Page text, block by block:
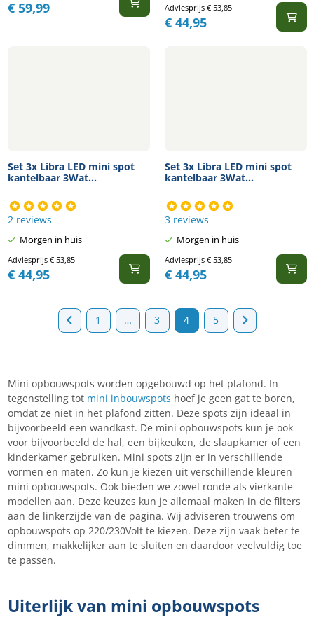
€59,99 Adviesprijs €53,85
€44,95
Set 3x Libra LED mini spot
kantelbaar 3Wat...
2 reviews
Morgen in huis
Adviesprijs €53,85
€44,95
Set 3x Libra LED mini spot
kantelbaar 3Wat...
3 reviews
Morgen in huis
Adviesprijs €53,85
€44,95
1 … 3 4 5
Mini opbouwspots worden opgebouwd op het plafond. In
tegenstelling tot mini inbouwspots hoef je geen gat te boren,
omdat ze niet in het plafond zitten. Deze spots zijn ideaal in
bijvoorbeeld een wandkast. De mini opbouwspots kun je ook
voor bijvoorbeeld de hal, een bijkeuken, de slaapkamer of een
kinderkamer gebruiken. Mini spots zijn er in verschillende
vormen en maten. Zo kun je kiezen uit verschillende kleuren
mini opbouwspots. Ook bieden we zowel ronde als vierkante
modellen aan. Deze keuzes kun je allemaal maken in de filters
aan de linkerzijde van de pagina. Wij adviseren trouwens om
opbouwspots op 220/230Volt te kiezen. Deze zijn vaak beter te
dimmen, makkelijker aan te sluiten en daardoor veelvuldig toe
te passen.
Uiterlijk van mini opbouwspots